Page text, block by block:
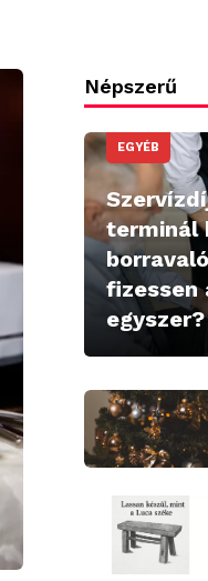
Népszerű
EGYÉB
terminál
fizessen
egyszer?